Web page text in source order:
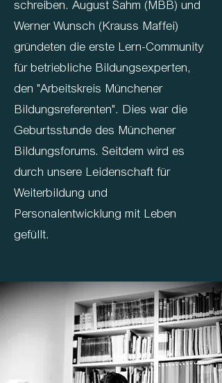
schreiben. August Sahm (MBB) und
Werner Wunsch (Krauss Maffei)
gründeten die erste Lern-Community
für betriebliche Bildungsexperten,
den "Arbeitskreis Münchener
Bildungsreferenten". Dies war die
Geburtsstunde des Münchener
Bildungsforums. Seitdem wird es
durch unsere Leidenschaft für
Weiterbildung und
Personalentwicklung mit Leben
gefüllt.